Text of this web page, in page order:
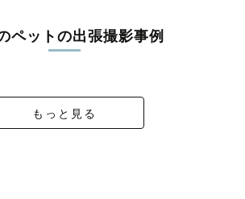
ペットの出張撮影事例
もっと見る